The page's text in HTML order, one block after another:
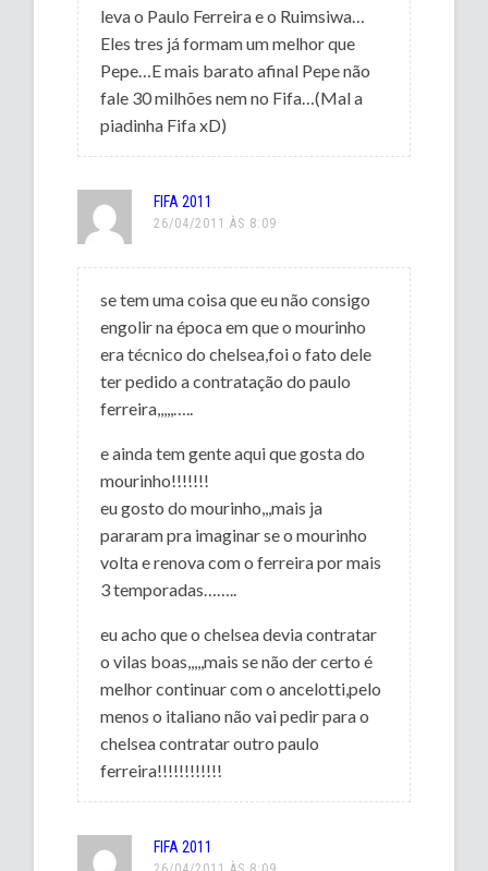
leva o Paulo Ferreira e o Ruimsiwa…
Eles tres já formam um melhor que
Pepe…E mais barato afinal Pepe não
fale 30 milhões nem no Fifa…(Mal a
piadinha Fifa xD)
FIFA 2011
26/04/2011 ÀS 8:09
se tem uma coisa que eu não consigo
engolir na época em que o mourinho
era técnico do chelsea,foi o fato dele
ter pedido a contratação do paulo
ferreira,,,,,…..
e ainda tem gente aqui que gosta do
mourinho!!!!!!!
eu gosto do mourinho,,,mais ja
pararam pra imaginar se o mourinho
volta e renova com o ferreira por mais
3 temporadas……..
eu acho que o chelsea devia contratar
o vilas boas,,,,,mais se não der certo é
melhor continuar com o ancelotti,pelo
menos o italiano não vai pedir para o
chelsea contratar outro paulo
ferreira!!!!!!!!!!!!
FIFA 2011